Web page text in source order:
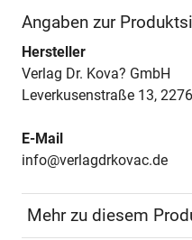
Angaben zur
Hersteller
Verlag Dr. Kova? GmbH
Leverkusenstraße 13,
E-Mail
info@verlagdrkovac.de
Mehr zu diesem